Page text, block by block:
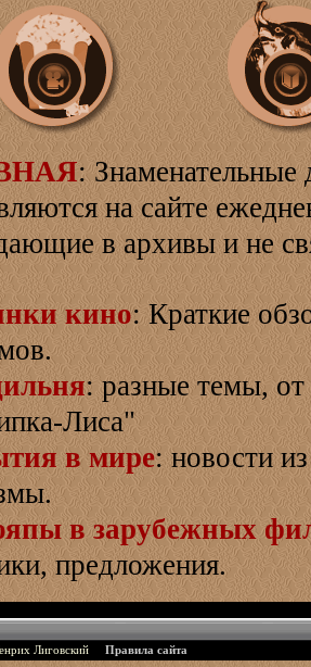
: Знаменательные
на сайте
в архивы и не
кино: Краткие
: разные темы,
Лиса"
в мире: новости
в зарубежных
предложения.
Лиговский Правила сайта